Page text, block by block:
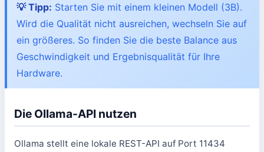
💡 Tipp: Starten Sie mit einem kleinen Modell (3B).
Wird die Qualität nicht ausreichen, wechseln Sie auf
ein größeres. So finden Sie die beste Balance aus
Geschwindigkeit und Ergebnisqualität für Ihre
Hardware.
Die Ollama-API nutzen
Ollama stellt eine lokale REST-API auf Port 11434